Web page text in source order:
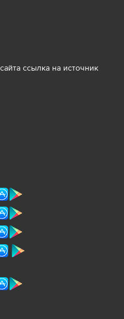
ссылка на источник